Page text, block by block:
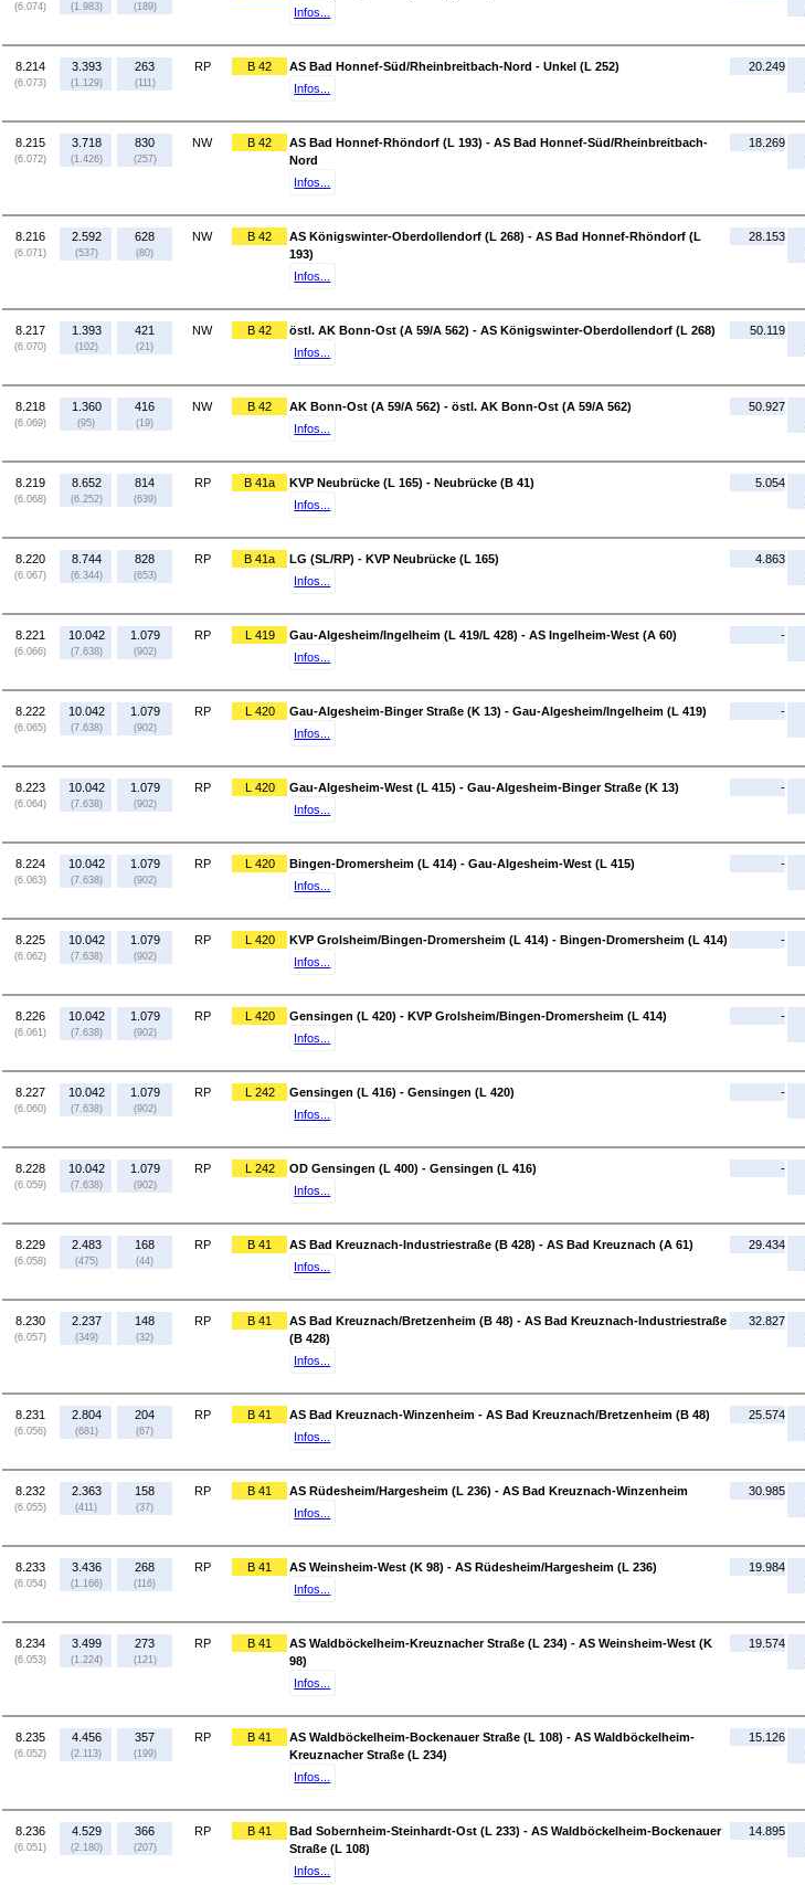
(6.074) (1.983) (189)
Infos...
8.214
(6.073)
3.393
(1.129)
263
(111)
RP B 42
AS Bad Honnef-Süd/Rheinbreitbach-Nord - Unkel (L 252)
Infos...
20.249
8.215
(6.072)
3.718
(1.426)
830
(257)
NW B 42
AS Bad Honnef-Rhöndorf (L 193) - AS Bad Honnef-Süd/Rheinbreitbach-
Nord
Infos...
18.269
8.216
(6.071)
2.592
(537)
628
(80)
NW B 42
AS Königswinter-Oberdollendorf (L 268) - AS Bad Honnef-Rhöndorf (L
193)
Infos...
28.153
8.217
(6.070)
1.393
(102)
421
(21)
NW B 42
östl. AK Bonn-Ost (A 59/A 562) - AS Königswinter-Oberdollendorf (L 268)
Infos...
50.119
8.218
(6.069)
1.360
(95)
416
(19)
NW B 42
AK Bonn-Ost (A 59/A 562) - östl. AK Bonn-Ost (A 59/A 562)
Infos...
50.927
8.219
(6.068)
8.652
(6.252)
814
(639)
RP B 41a
KVP Neubrücke (L 165) - Neubrücke (B 41)
Infos...
5.054
8.220
(6.067)
8.744
(6.344)
828
(653)
RP B 41a
LG (SL/RP) - KVP Neubrücke (L 165)
Infos...
4.863
8.221
(6.066)
10.042
(7.638)
1.079
(902)
RP L 419
Gau-Algesheim/Ingelheim (L 419/L 428) - AS Ingelheim-West (A 60)
Infos...
-
8.222
(6.065)
10.042
(7.638)
1.079
(902)
RP L 420
Gau-Algesheim-Binger Straße (K 13) - Gau-Algesheim/Ingelheim (L 419)
Infos...
-
8.223
(6.064)
10.042
(7.638)
1.079
(902)
RP L 420
Gau-Algesheim-West (L 415) - Gau-Algesheim-Binger Straße (K 13)
Infos...
-
8.224
(6.063)
10.042
(7.638)
1.079
(902)
RP L 420
Bingen-Dromersheim (L 414) - Gau-Algesheim-West (L 415)
Infos...
-
8.225
(6.062)
10.042
(7.638)
1.079
(902)
RP L 420
KVP Grolsheim/Bingen-Dromersheim (L 414) - Bingen-Dromersheim (L 414)
Infos...
-
8.226
(6.061)
10.042
(7.638)
1.079
(902)
RP L 420
Gensingen (L 420) - KVP Grolsheim/Bingen-Dromersheim (L 414)
Infos...
-
8.227
(6.060)
10.042
(7.638)
1.079
(902)
RP L 242
Gensingen (L 416) - Gensingen (L 420)
Infos...
-
8.228
(6.059)
10.042
(7.638)
1.079
(902)
RP L 242
OD Gensingen (L 400) - Gensingen (L 416)
Infos...
-
8.229
(6.058)
2.483
(475)
168
(44)
RP B 41
AS Bad Kreuznach-Industriestraße (B 428) - AS Bad Kreuznach (A 61)
Infos...
29.434
8.230
(6.057)
2.237
(349)
148
(32)
RP B 41
AS Bad Kreuznach/Bretzenheim (B 48) - AS Bad Kreuznach-Industriestraße
(B 428)
Infos...
32.827
8.231
(6.056)
2.804
(681)
204
(67)
RP B 41
AS Bad Kreuznach-Winzenheim - AS Bad Kreuznach/Bretzenheim (B 48)
Infos...
25.574
8.232
(6.055)
2.363
(411)
158
(37)
RP B 41
AS Rüdesheim/Hargesheim (L 236) - AS Bad Kreuznach-Winzenheim
Infos...
30.985
8.233
(6.054)
3.436
(1.166)
268
(116)
RP B 41
AS Weinsheim-West (K 98) - AS Rüdesheim/Hargesheim (L 236)
Infos...
19.984
8.234
(6.053)
3.499
(1.224)
273
(121)
RP B 41
AS Waldböckelheim-Kreuznacher Straße (L 234) - AS Weinsheim-West (K
98)
Infos...
19.574
8.235
(6.052)
4.456
(2.113)
357
(199)
RP B 41
AS Waldböckelheim-Bockenauer Straße (L 108) - AS Waldböckelheim-
Kreuznacher Straße (L 234)
Infos...
15.126
8.236
(6.051)
4.529
(2.180)
366
(207)
RP B 41
Bad Sobernheim-Steinhardt-Ost (L 233) - AS Waldböckelheim-Bockenauer
Straße (L 108)
Infos...
14.895